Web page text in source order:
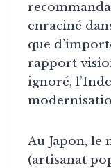
enraciné
que
rapport
ignoré,
Au Japon, le
(artisanat